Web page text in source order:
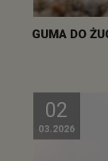
GUMA DO
02
03.2026